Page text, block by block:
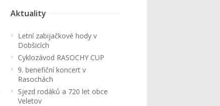
Aktuality
Letní zabijačkové hody v
Dobšicích
Cyklozávod RASOCHY CUP
9. benefiční koncert v
Rasochách
Sjezd rodáků a 720 let obce
Veletov